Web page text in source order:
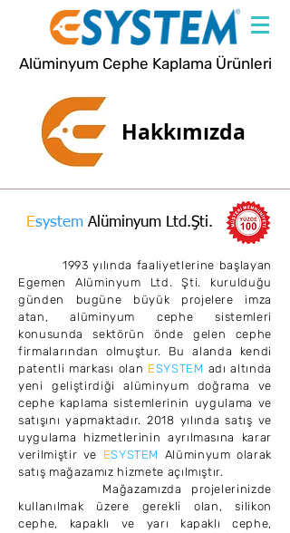
Alüminyum Cephe Kaplama Ürünleri
Hakkımızda
Esystem Alüminyum Ltd.Şti.
1993 yılında faaliyetlerine başlayan
Egemen Alüminyum Ltd. Şti. kurulduğu
günden bugüne büyük projelere imza
atan, alüminyum cephe sistemleri
konusunda sektörün önde gelen cephe
firmalarından olmuştur. Bu alanda kendi
patentli markası olan ESYSTEM adı altında
yeni geliştirdiği alüminyum doğrama ve
cephe kaplama sistemlerinin uygulama ve
satışını yapmaktadır. 2018 yılında satış ve
uygulama hizmetlerinin ayrılmasına karar
verilmiştir ve ESYSTEM Alüminyum olarak
satış mağazamız hizmete açılmıştır.
Mağazamızda projelerinizde
kullanılmak üzere gerekli olan, silikon
cephe, kapaklı ve yarı kapaklı cephe,